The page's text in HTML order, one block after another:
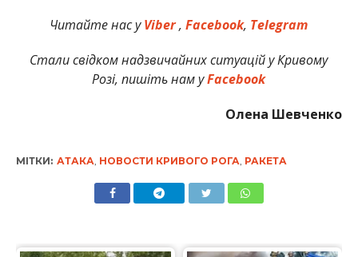
Читайте нас уViber,Facebook, Telegram
Стали свідком надзвичайних ситуацій у Кривому
Розі, пишіть нам уFacebook
Олена Шевченко
МІТКИ: АТАКА НОВОСТИ КРИВОГО РОГА РАКЕТА